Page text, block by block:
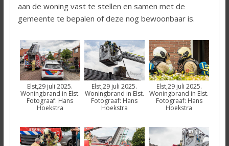
aan de woning vast te stellen en samen met de
gemeente te bepalen of deze nog bewoonbaar is.
Elst,29 juli 2025.
Woningbrand in Elst.
Fotograaf: Hans
Hoekstra
Elst,29 juli 2025.
Woningbrand in Elst.
Fotograaf: Hans
Hoekstra
Elst,29 juli 2025.
Woningbrand in Elst.
Fotograaf: Hans
Hoekstra